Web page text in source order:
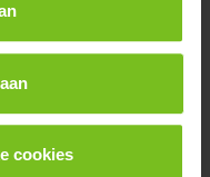
cookies